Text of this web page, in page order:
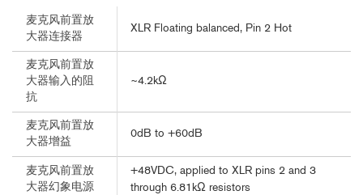
麦克风前置放
大器连接器
XLR Floating balanced, Pin 2 Hot
麦克风前置放
大器输入的阻
抗
~4.2kΩ
麦克风前置放
大器增益
0dB to +60dB
麦克风前置放
大器幻象电源
+48VDC, applied to XLR pins 2 and 3
through 6.81kΩ resistors